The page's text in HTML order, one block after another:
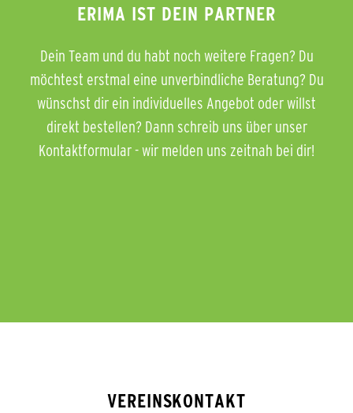
ERIMA IST DEIN PARTNER
Dein Team und du habt noch weitere Fragen? Du
möchtest erstmal eine unverbindliche Beratung? Du
wünschst dir ein individuelles Angebot oder willst
direkt bestellen? Dann schreib uns über unser
Kontaktformular - wir melden uns zeitnah bei dir!
VEREINSKONTAKT